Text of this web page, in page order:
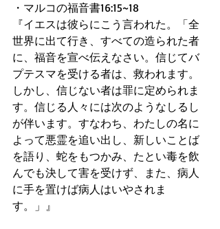
・マルコの福音書16:15~18
『イエスは彼らにこう言われた。「全
世界に出て行き、すべての造られた者
に、福音を宣べ伝えなさい。信じてバ
プテスマを受ける者は、救われます。
しかし、信じない者は罪に定められま
す。信じる人々には次のようなしるし
が伴います。すなわち、わたしの名に
よって悪霊を追い出し、新しいことば
を語り、蛇をもつかみ、たとい毒を飲
んでも決して害を受けず、また、病人
に手を置けば病人はいやされま
す。」』